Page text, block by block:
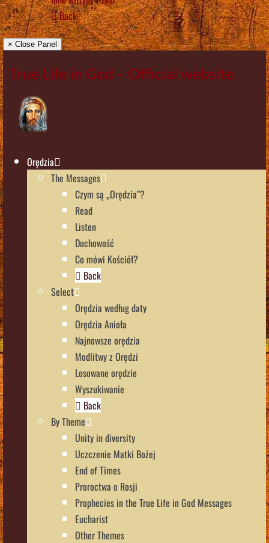
Back
× Close Panel
True Life in God – Official website
Orędzia
The Messages
Czym są „Orędzia”?
Read
Listen
Duchowość
Co mówi Kościół?
Back
Select
Orędzia według daty
Orędzia Anioła
Najnowsze orędzia
Modlitwy z Orędzi
Losowane orędzie
Wyszukiwanie
Back
By Theme
Unity in diversity
Uczczenie Matki Bożej
End of Times
Proroctwa o Rosji
Prophecies in the True Life in God Messages
Eucharist
Other Themes